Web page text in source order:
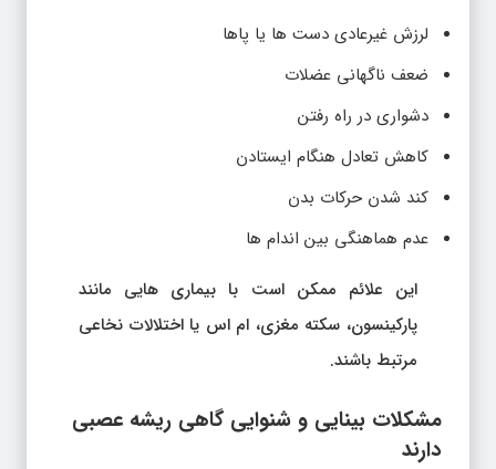
لرزش غیرعادی دست ها یا پاها
ضعف ناگهانی عضلات
دشواری در راه رفتن
کاهش تعادل هنگام ایستادن
کند شدن حرکات بدن
عدم هماهنگی بین اندام ها
این علائم ممکن است با بیماری هایی مانند
پارکینسون، سکته مغزی، ام اس یا اختلالات نخاعی
مرتبط باشند.
مشکلات بینایی و شنوایی گاهی ریشه عصبی
دارند